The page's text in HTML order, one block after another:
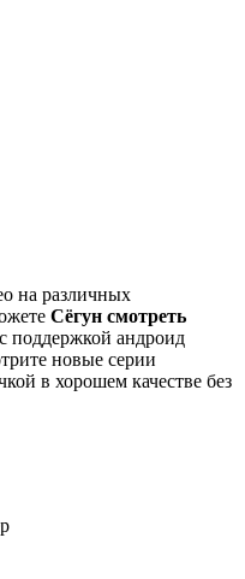
на различных
Сёгун смотреть
с поддержкой андроид
новые серии
в хорошем качестве без